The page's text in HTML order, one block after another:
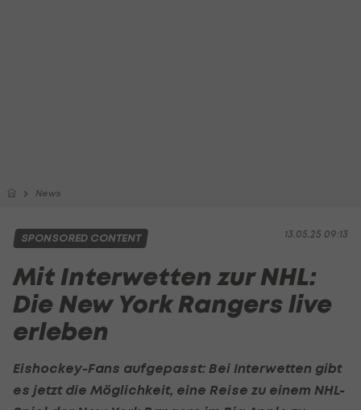
News
13.05.25 09:13
SPONSORED CONTENT
Mit Interwetten zur NHL:
Die New York Rangers live
erleben
Eishockey-Fans aufgepasst: Bei Interwetten gibt
es jetzt die Möglichkeit, eine Reise zu einem NHL-